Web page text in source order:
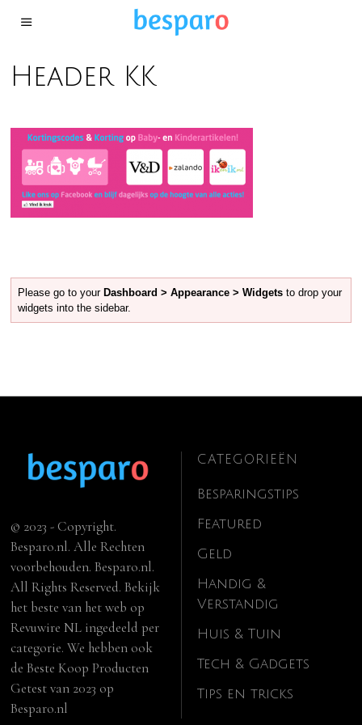
Header KK
Please go to your Dashboard > Appearance > Widgets to drop your
widgets into the sidebar.
© 2023 - Copyright.
Besparo.nl. Alle Rechten
voorbehouden. Besparo.nl.
All Rights Reserved. Bekijk
het beste van het web op
Revuwire NL ingedeeld per
categorie. We hebben ook
deBeste Koop Producten
Getest van 2023 op
Besparo.nl
CATEGORIEËN
Besparingstips
Featured
Geld
Handig &
Verstandig
Huis & Tuin
Tech & Gadgets
Tips en tricks